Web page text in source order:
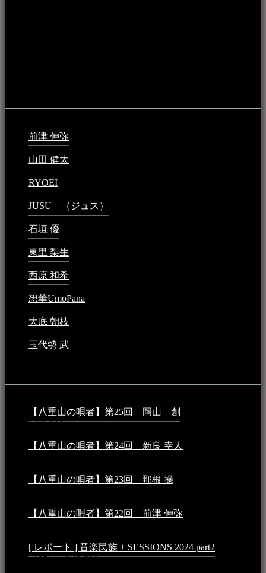
前津 伸弥
山田 健太
RYOEI
JUSU （ジュス）
石垣 優
東里 梨生
西原 和希
想華UmoPana
大底 朝枝
玉代勢 武
【八重山の唄者】第25回 岡山 創
1:50 AM
【八重山の唄者】第24回 新良 幸人
5:29 PM
【八重山の唄者】第23回 那根 操
PM
【八重山の唄者】第22回 前津 伸弥
7:50 PM
[ レポート ] 音楽民族 + SESSIONS 2024 part2
月25日 - 9:13 PM